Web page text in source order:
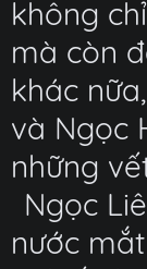
không
mà còn
khác
và Ngọc
những
Ngọc
nước